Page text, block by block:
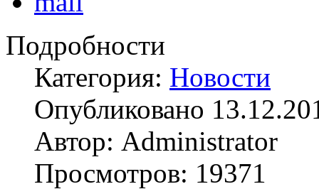
Подробности
Категория: Новости
Опубликовано
Автор: Administrator
Просмотров: 19371